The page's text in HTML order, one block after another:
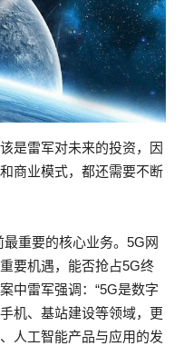
是雷军对未来的投资，因
商业模式，都还需要不断
重要的核心业务。5G网
要机遇，能否抢占5G终
中雷军强调：“5G是数字
机、基站建设等领域，更
人工智能产品与应用的发